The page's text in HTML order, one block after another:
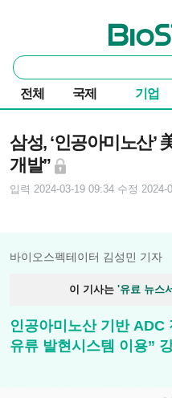
바이오스펙
통
합
검
색
전체 국제 기업
삼성, ‘인공아미노산’
개발”
입력 2024-03-19 09:34 수정 2024-
바이오스펙테이터 김성민 기자
이 기사는 '유료 뉴스
인공아미노산 기반 ADC
유류 발현시스템 이용”